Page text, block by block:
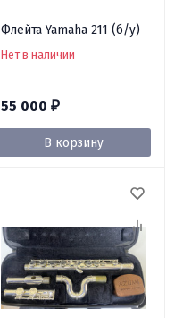
Флейта Yamaha 211 (б/у)
Нет в наличии
55 000 ₽
В корзину